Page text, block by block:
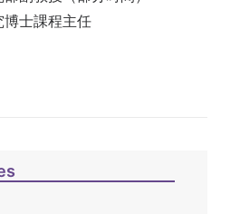
博士課程主任